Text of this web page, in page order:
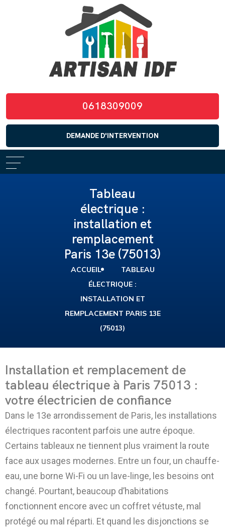
0618309009
DEMANDE D'INTERVENTION
Tableau
électrique :
installation et
remplacement
Paris 13e (75013)
ACCUEIL
TABLEAU
ÉLECTRIQUE :
INSTALLATION ET
REMPLACEMENT PARIS 13E
(75013)
Installation et remplacement de
tableau électrique à Paris 75013 :
votre électricien de confiance
Dans le 13e arrondissement de Paris, les installations
électriques racontent parfois une autre époque.
Certains tableaux ne tiennent plus vraiment la route
face aux usages modernes. Entre un four, un chauffe-
eau, une borne Wi-Fi ou un lave-linge, les besoins ont
changé. Pourtant, beaucoup d’habitations
fonctionnent encore avec un coffret vétuste, mal
protégé ou mal réparti. Et quand les disjonctions se